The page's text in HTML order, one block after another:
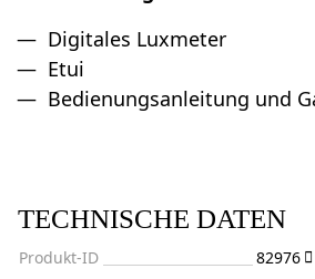
Digitales Luxmeter
Etui
Bedienungsanleitung und
TECHNISCHE DATEN
Produkt-ID
82976